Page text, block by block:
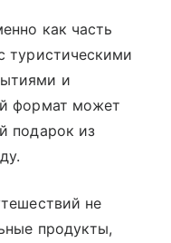
как часть
туристическими
и
формат может
подарок из
не
продукты,